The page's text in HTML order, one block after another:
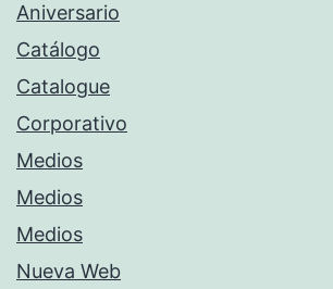
Aniversario
Catálogo
Catalogue
Corporativo
Medios
Medios
Medios
Nueva Web